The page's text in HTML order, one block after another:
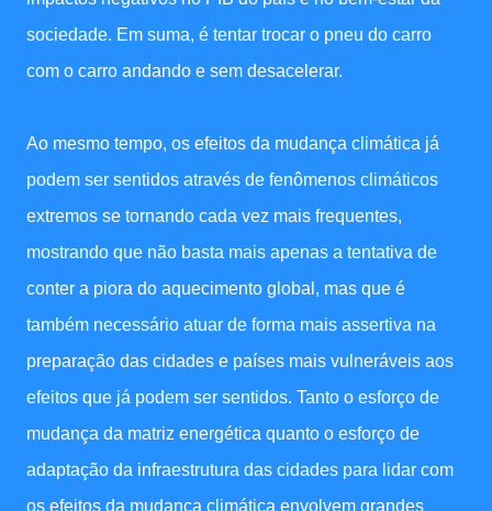
sociedade. Em suma, é tentar trocar o pneu do carro
com o carro andando e sem desacelerar.
Ao mesmo tempo, os efeitos da mudança climática já
podem ser sentidos através de fenômenos climáticos
extremos se tornando cada vez mais frequentes,
mostrando que não basta mais apenas a tentativa de
conter a piora do aquecimento global, mas que é
também necessário atuar de forma mais assertiva na
preparação das cidades e países mais vulneráveis aos
efeitos que já podem ser sentidos. Tanto o esforço de
mudança da matriz energética quanto o esforço de
adaptação da infraestrutura das cidades para lidar com
os efeitos da mudança climática envolvem grandes